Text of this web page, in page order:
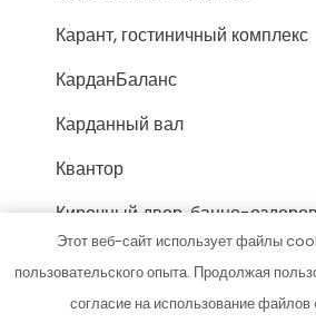
Карант, гостиничный комплекс
КарданБаланс
Карданный вал
Квантор
Кирочный двор, банно-
комплекс
Ковчег, апартаменты с
Этот веб-сайт использует файлы
пользовательского опыта. Продолжая
согласие на использование